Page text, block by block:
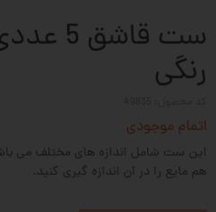
ست
رنگی
اتمام موجودی
این ست شامل اندازه های مختلف می
هم مایع را در آن اندازه گیری کنید.